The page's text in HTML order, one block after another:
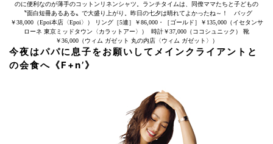
のに便利なのが薄手のコットンリネンシャツ。ランチタイムは、同僚ママたちと子どもの
〝面白短冊あるある〟で大盛り上がり。昨日の七夕は晴れてよかったね～！ バッグ
￥38,000（Epoi本店〈Epoi〉） リング［5連］￥86,000・［ゴールド］￥135,000（イセタンサ
ローネ 東京ミッドタウン〈カラットアー〉） 時計￥37,000（ココシュニック） 靴
￥36,000（ウィム ガゼット 丸の内店〈ウィム ガゼット〉）
今夜はパパに息子をお願いしてメインクライアントと
の会食へ《F+n’》